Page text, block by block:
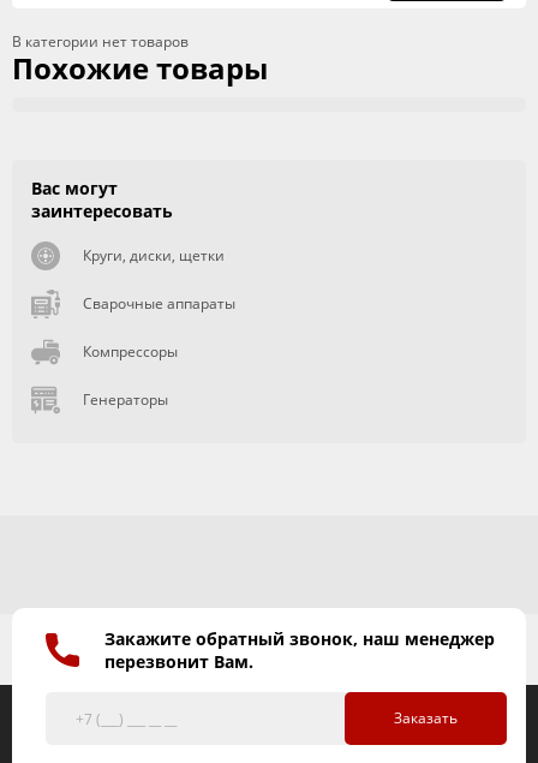
В категории нет товаров
Похожие товары
Вас могут
заинтересовать
Круги, диски, щетки
Сварочные аппараты
Компрессоры
Генераторы
Закажите обратный звонок, наш менеджер
перезвонит Вам.
Заказать